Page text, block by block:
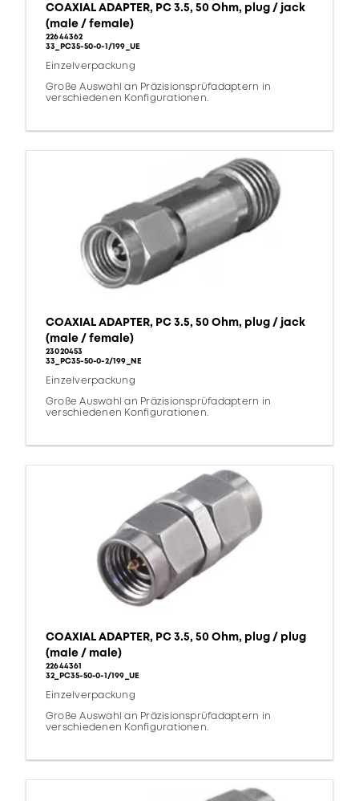
COAXIAL ADAPTER, PC 3.5, 50 Ohm, plug / jack
(male / female)
22644362
33_PC35-50-0-1/199_UE
Einzelverpackung
Große Auswahl an Präzisionsprüfadaptern in
verschiedenen Konfigurationen.
COAXIAL ADAPTER, PC 3.5, 50 Ohm, plug / jack
(male / female)
23020453
33_PC35-50-0-2/199_NE
Einzelverpackung
Große Auswahl an Präzisionsprüfadaptern in
verschiedenen Konfigurationen.
COAXIAL ADAPTER, PC 3.5, 50 Ohm, plug / plug
(male / male)
22644361
32_PC35-50-0-1/199_UE
Einzelverpackung
Große Auswahl an Präzisionsprüfadaptern in
verschiedenen Konfigurationen.